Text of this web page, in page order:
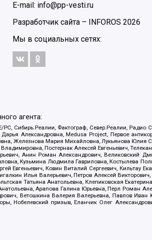
E-mail: info@pp-vesti.ru
Разработчик сайта –
INFOROS 2026
Мы в социальных сетях:
агента:
Сибирь.Реалии, Фактограф, Север.Реалии, Радио
Александровна, Medusa Project, Первое
Железнова Мария Михайловна, Лукьянова Юлия
Постернак Алексей Евгеньевич,
Анин Роман Александрович, Великовский
Кузьмина Людмила Гавриловна, Костылева
Ковин Виталий Сергеевич, Кильтау
Илья Валерьевич, Петров Алексей
Татьяна Анатольевна, Клепиковская
Арапова Галина Юрьевна, Перл Роман
Ветошкина Валерия Валерьевна, Павлов Иван
Нобелевский призыв, Еланчик Олег